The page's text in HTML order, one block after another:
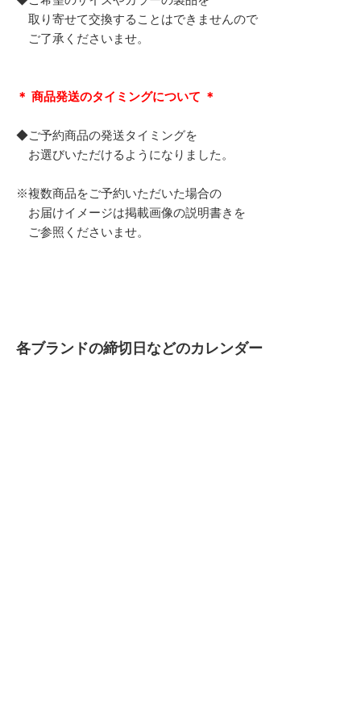
取り寄せて交換することはできませんので
ご了承くださいませ。
＊ 商品発送のタイミングについて ＊
◆ご予約商品の発送タイミングを
お選びいただけるようになりました。
※複数商品をご予約いただいた場合の
お届けイメージは掲載画像の説明書きを
ご参照くださいませ。
各ブランドの締切日などのカレンダー